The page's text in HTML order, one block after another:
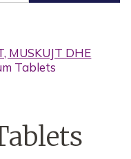
MUSKUJT DHE
Tablets